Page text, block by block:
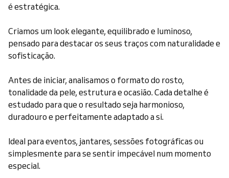
é estratégica.
Criamos um look elegante, equilibrado e luminoso,
pensado para destacar os seus traços com naturalidade e
sofisticação.
Antes de iniciar, analisamos o formato do rosto,
tonalidade da pele, estrutura e ocasião. Cada detalhe é
estudado para que o resultado seja harmonioso,
duradouro e perfeitamente adaptado a si.
Ideal para eventos, jantares, sessões fotográficas ou
simplesmente para se sentir impecável num momento
especial.